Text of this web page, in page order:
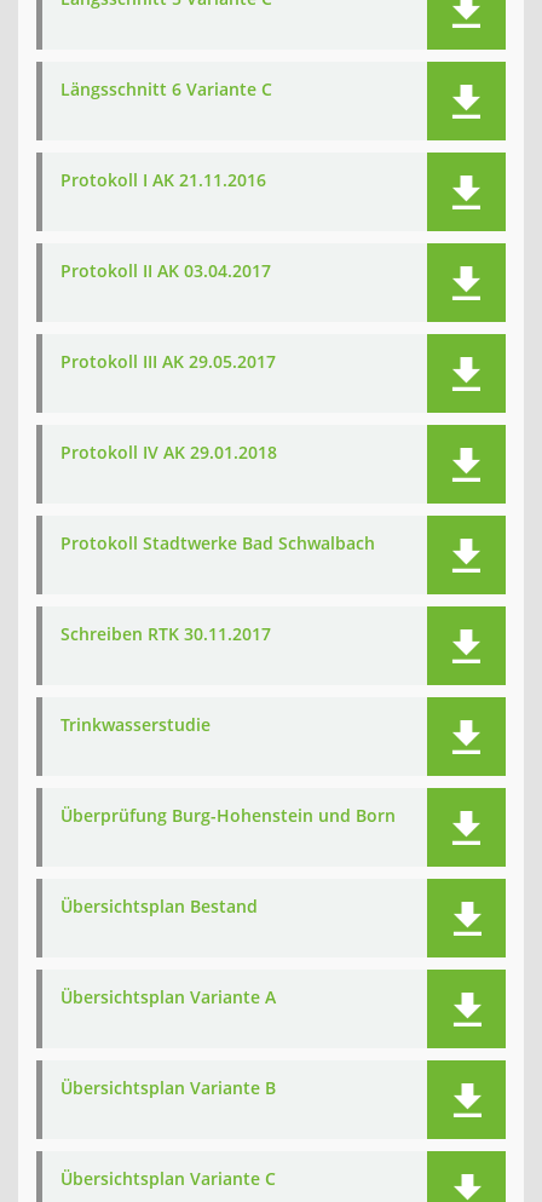
Längsschnitt 6 Variante C
Protokoll I AK 21.11.2016
Protokoll II AK 03.04.2017
Protokoll III AK 29.05.2017
Protokoll IV AK 29.01.2018
Protokoll Stadtwerke Bad Schwalbach
Schreiben RTK 30.11.2017
Trinkwasserstudie
Überprüfung Burg-Hohenstein und Born
Übersichtsplan Bestand
Übersichtsplan Variante A
Übersichtsplan Variante B
Übersichtsplan Variante C